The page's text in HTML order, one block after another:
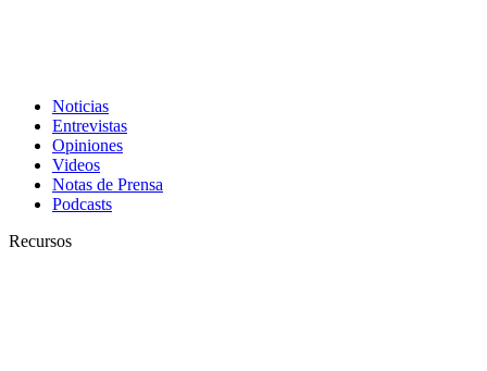
Noticias
Entrevistas
Opiniones
Videos
Notas de Prensa
Podcasts
Recursos